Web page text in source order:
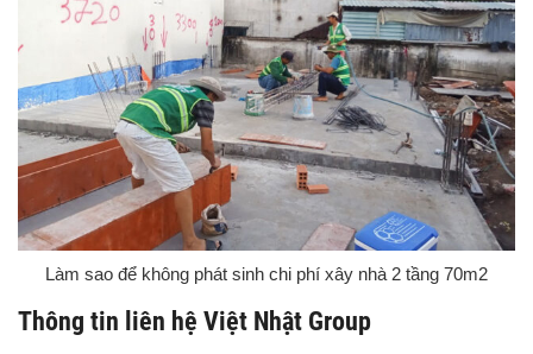
Làm sao để không phát sinh chi phí xây nhà 2 tầng 70m2
Thông tin liên hệ Việt Nhật Group